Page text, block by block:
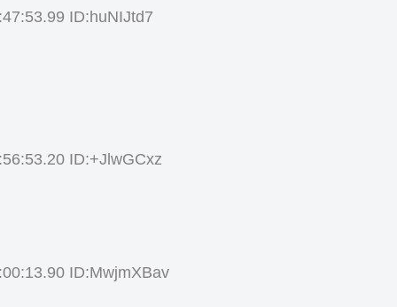
ID:huNIJtd7
ID:+JlwGCxz
ID:MwjmXBav